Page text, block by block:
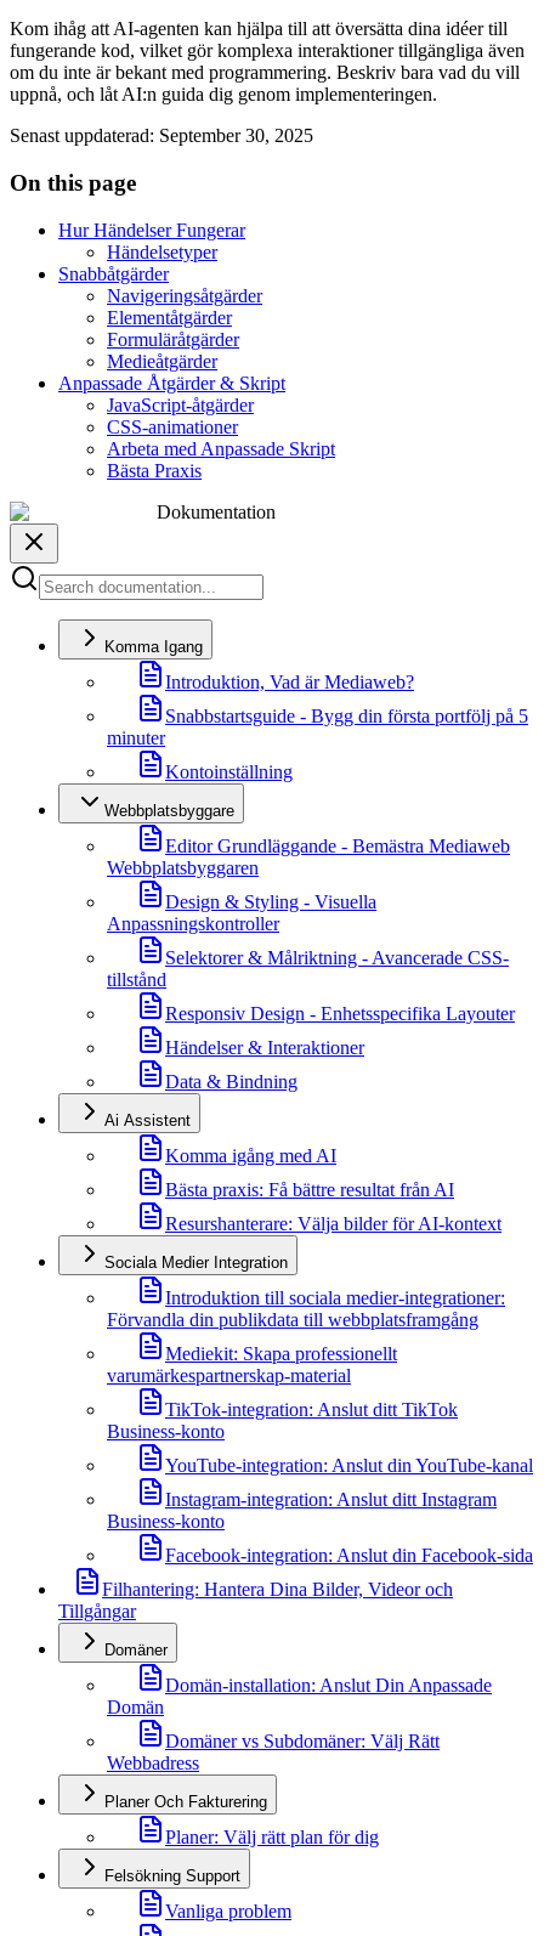
Kom ihåg att AI-agenten kan hjälpa till att översätta dina idéer till
fungerande kod, vilket gör komplexa interaktioner tillgängliga även
om du inte är bekant med programmering. Beskriv bara vad du vill
uppnå, och låt AI:n guida dig genom implementeringen.
Senast uppdaterad: September 30, 2025
On this page
Hur Händelser Fungerar
Händelsetyper
Snabbåtgärder
Navigeringsåtgärder
Elementåtgärder
Formuläråtgärder
Medieåtgärder
Anpassade Åtgärder & Skript
JavaScript-åtgärder
CSS-animationer
Arbeta med Anpassade Skript
Bästa Praxis
Dokumentation
Komma Igang
Introduktion, Vad är Mediaweb?
Snabbstartsguide - Bygg din första portfölj på 5
minuter
Kontoinställning
Webbplatsbyggare
Editor Grundläggande - Bemästra Mediaweb
Webbplatsbyggaren
Design & Styling - Visuella
Anpassningskontroller
Selektorer & Målriktning - Avancerade CSS-
tillstånd
Responsiv Design - Enhetsspecifika Layouter
Händelser & Interaktioner
Data & Bindning
Ai Assistent
Komma igång med AI
Bästa praxis: Få bättre resultat från AI
Resurshanterare: Välja bilder för AI-kontext
Sociala Medier Integration
Introduktion till sociala medier-integrationer:
Förvandla din publikdata till webbplatsframgång
Mediekit: Skapa professionellt
varumärkespartnerskap-material
TikTok-integration: Anslut ditt TikTok
Business-konto
YouTube-integration: Anslut din YouTube-kanal
Instagram-integration: Anslut ditt Instagram
Business-konto
Facebook-integration: Anslut din Facebook-sida
Filhantering: Hantera Dina Bilder, Videor och
Tillgångar
Domäner
Domän-installation: Anslut Din Anpassade
Domän
Domäner vs Subdomäner: Välj Rätt
Webbadress
Planer Och Fakturering
Planer: Välj rätt plan för dig
Felsökning Support
Vanliga problem